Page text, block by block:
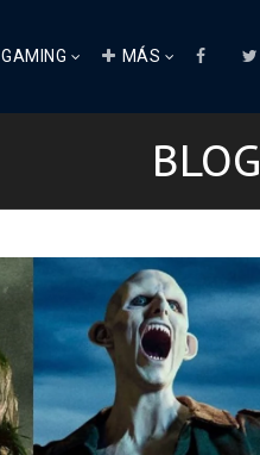
GAMING MÁS
BLOG